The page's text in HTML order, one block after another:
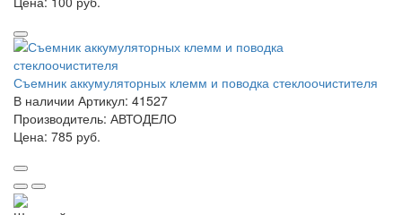
Съемник аккумуляторных клемм и поводка стеклоочистителя
В наличии Артикул: 41527
Производитель: АВТОДЕЛО
Цена: 785 руб.